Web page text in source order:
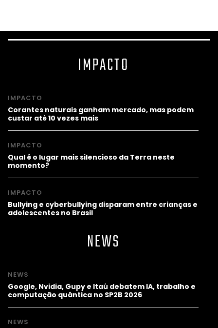
IMPACTO
IMPACTO
Corantes naturais ganham mercado, mas podem
custar até 10 vezes mais
IMPACTO
Qual é o lugar mais silencioso da Terra neste
momento?
IMPACTO
Bullying e cyberbullying disparam entre crianças e
adolescentes no Brasil
NEWS
NEWS
Google, Nvidia, Gupy e Itaú debatem IA, trabalho e
computação quântica no SP2B 2026
NEWS